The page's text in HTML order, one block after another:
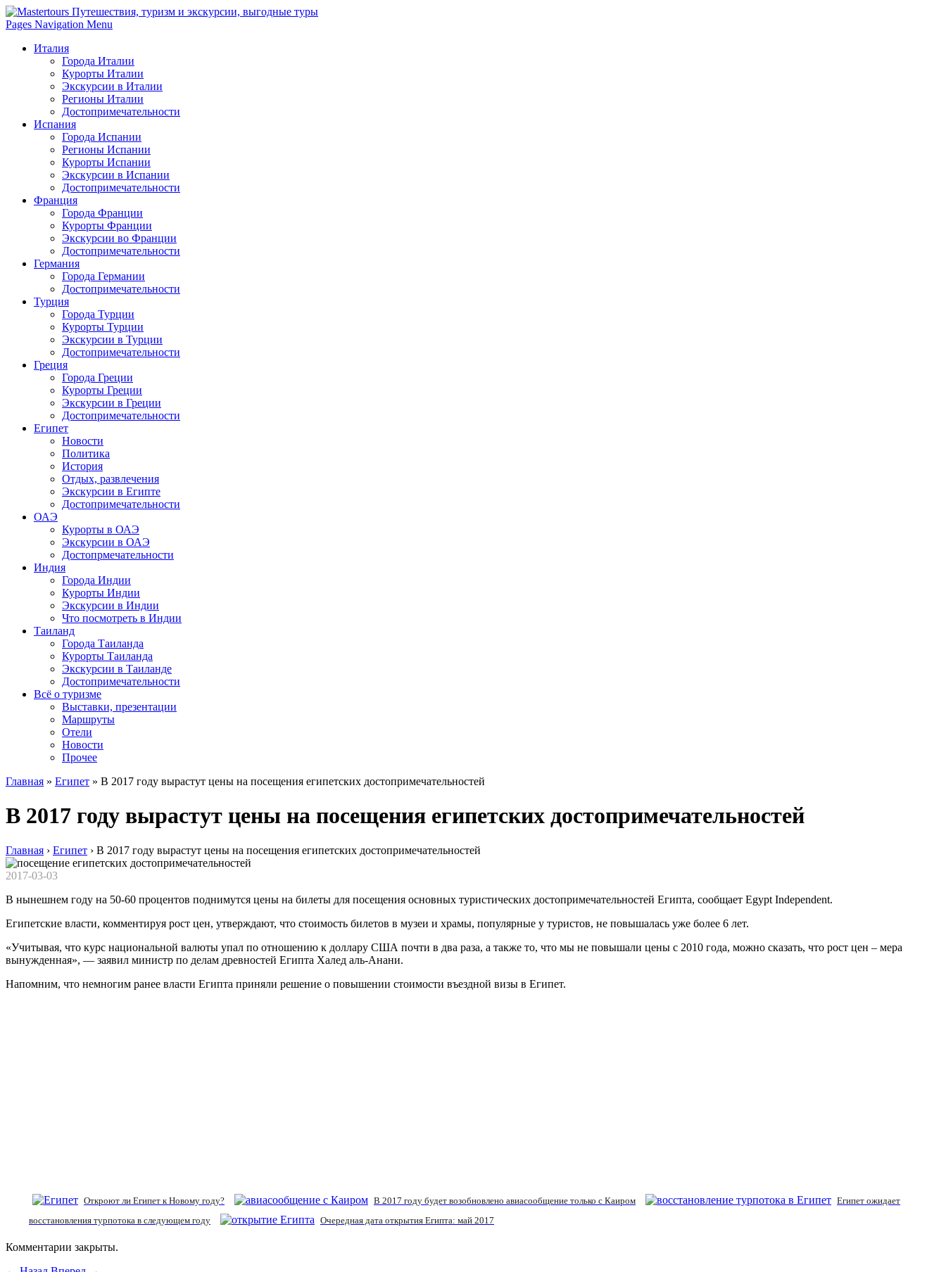
Pages Navigation Menu
Италия
Города Италии
Курорты Италии
Экскурсии в Италии
Регионы Италии
Достопримечательности
Испания
Города Испании
Регионы Испании
Курорты Испании
Экскурсии в Испании
Достопримечательности
Франция
Города Франции
Курорты Франции
Экскурсии во Франции
Достопримечательности
Германия
Города Германии
Достопримечательности
Турция
Города Турции
Курорты Турции
Экскурсии в Турции
Достопримечательности
Греция
Города Греции
Курорты Греции
Экскурсии в Греции
Достопримечательности
Египет
Новости
Политика
История
Отдых, развлечения
Экскурсии в Египте
Достопримечательности
ОАЭ
Курорты в ОАЭ
Экскурсии в ОАЭ
Достопрмечательности
Индия
Города Индии
Курорты Индии
Экскурсии в Индии
Что посмотреть в Индии
Таиланд
Города Таиланда
Курорты Таиланда
Экскурсии в Таиланде
Достопримечательности
Всё о туризме
Выставки, презентации
Маршруты
Отели
Новости
Прочее
Главная » Египет » В 2017 году вырастут цены на посещения египетских достопримечательностей
В 2017 году вырастут цены на посещения египетских достопримечательностей
Главная › Египет › В 2017 году вырастут цены на посещения египетских достопримечательностей
2017-03-03
В нынешнем году на 50-60 процентов поднимутся цены на билеты для посещения основных туристических достопримечательностей Египта, сообщает Egypt Independent.
Египетские власти, комментируя рост цен, утверждают, что стоимость билетов в музеи и храмы, популярные у туристов, не повышалась уже более 6 лет.
«Учитывая, что курс национальной валюты упал по отношению к доллару США почти в два раза, а также то, что мы не повышали цены с 2010 года, можно сказать, что рост цен – мера
вынужденная», — заявил министр по делам древностей Египта Халед аль-Анани.
Напомним, что немногим ранее власти Египта приняли решение о повышении стоимости въездной визы в Египет.
Откроют ли Египет к Новому году? В 2017 году будет возобновлено авиасообщение только с Каиром
Египет ожидает
восстановления турпотока в следующем году
Очередная дата открытия Египта: май 2017
Комментарии закрыты.